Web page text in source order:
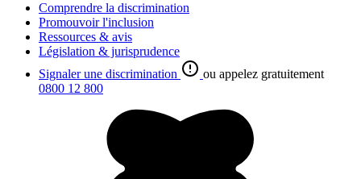
Comprendre la discrimination
Promouvoir l'inclusion
Ressources & avis
Législation & jurisprudence
Signaler une discrimination
ou appelez gratuitement
0800 12 800